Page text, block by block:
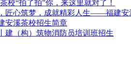
校“拍了拍”你，来这里就对了！
匠心筑梦，成就精彩人生——福建安
安溪茶校招生简章
建（构）筑物消防员培训班招生